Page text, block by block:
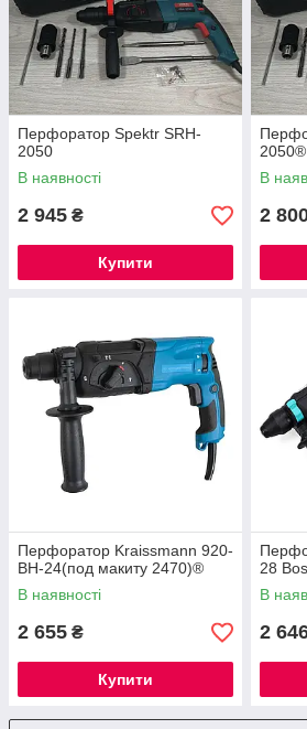
Перфоратор Spektr SRH-
2050
В наявності
2 945 ₴
Купити
2050®
В
2
Перфоратор Kraissmann 920-
BH-24(под макиту 2470)®
В наявності
2 655 ₴
Купити
28
В
2